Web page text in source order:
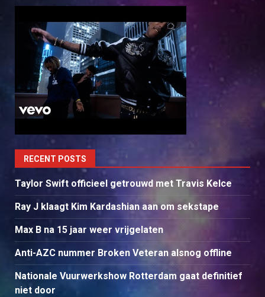
RECENT POSTS
Taylor Swift officieel getrouwd met Travis Kelce
Ray J klaagt Kim Kardashian aan om sekstape
Max B na 15 jaar weer vrijgelaten
Anti-AZC nummer Broken Veteran alsnog offline
Nationale Vuurwerkshow Rotterdam gaat definitief
niet door